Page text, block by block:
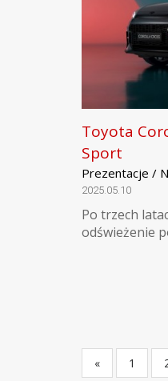
Toyota
Sport
Prezentacje /
2025.05.10
Po trzech
odświeżenie
« 1